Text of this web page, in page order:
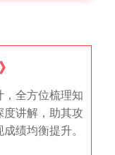
，全方位梳理知
度讲解，助其攻
绩均衡提升。